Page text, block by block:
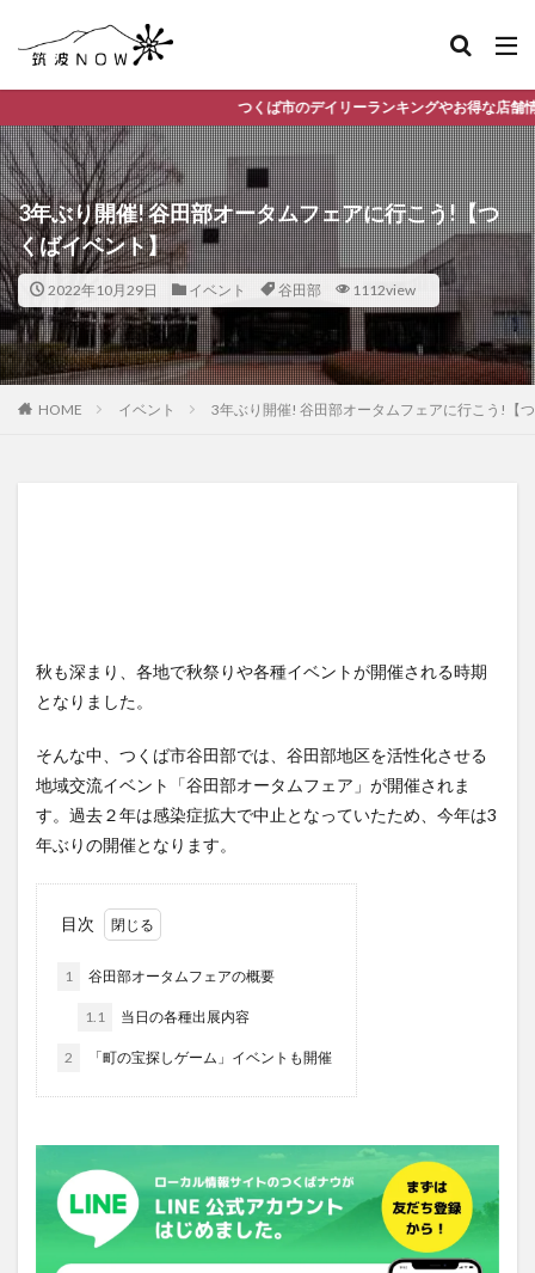
つくば市のデイリーランキングやお得な店舗情報など、公式Lineだけの
3年ぶり開催! 谷田部オータムフェアに行こう!【つ
くばイベント】
2022年10月29日 イベント 谷田部 1112view
HOME イベント 3年ぶり開催! 谷田部オータムフェアに行こう!【
秋も深まり、各地で秋祭りや各種イベントが開催される時期
となりました。
そんな中、つくば市谷田部では、谷田部地区を活性化させる
地域交流イベント「谷田部オータムフェア」が開催されま
す。過去２年は感染症拡大で中止となっていたため、今年は3
年ぶりの開催となります。
目次
1 谷田部オータムフェアの概要
1.1 当日の各種出展内容
2 「町の宝探しゲーム」イベントも開催